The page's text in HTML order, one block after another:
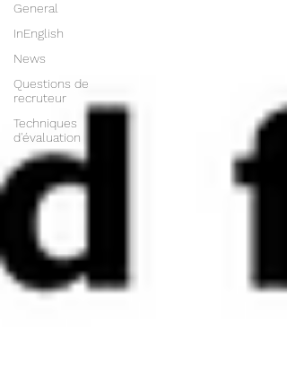
General
InEnglish
News
Questions de
recruteur
Techniques
d'évaluation